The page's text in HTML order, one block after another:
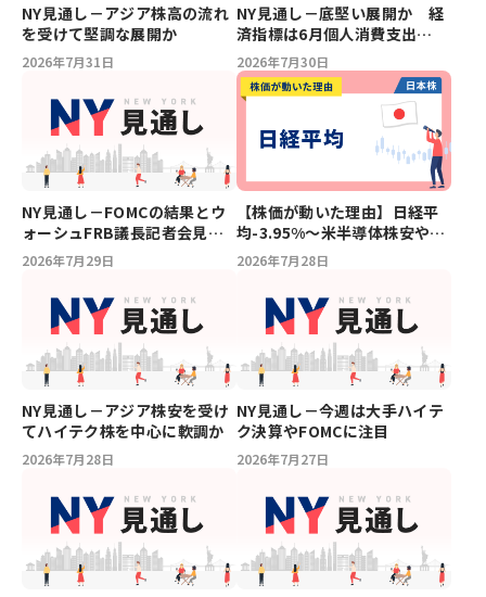
NY見通し－アジア株高の流れ
を受けて堅調な展開か
2026年7月31日
NY見通し－底堅い展開か 経
済指標は6月個人消費支出
（PCE）価格指数
2026年7月30日
NY見通し－FOMCの結果とウ
ォーシュFRB議長記者会見に
注目
2026年7月29日
【株価が動いた理由】日経平
均-3.95%～米半導体株安や韓
国株急落から一時3,000円超安
の急落
2026年7月28日
NY見通し－アジア株安を受け
てハイテク株を中心に軟調か
2026年7月28日
NY見通し－今週は大手ハイテ
ク決算やFOMCに注目
2026年7月27日